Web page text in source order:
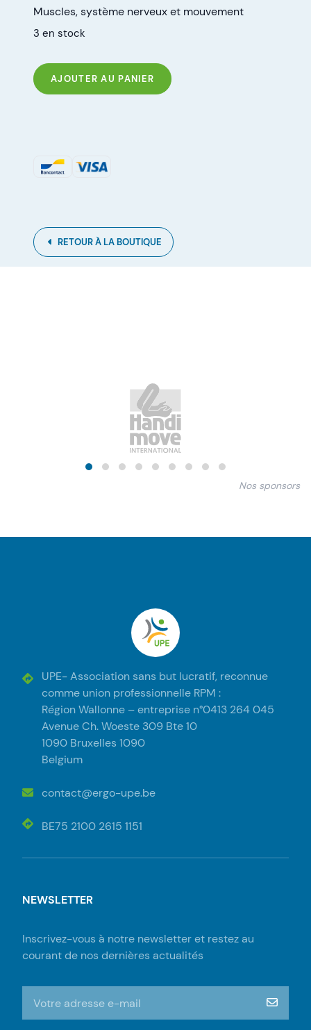
Muscles, système nerveux et mouvement
3 en stock
AJOUTER AU PANIER
RETOUR À LA BOUTIQUE
Nos sponsors
UPE
UPE- Association sans but lucratif, reconnue
comme union professionnelle RPM :
Région Wallonne – entreprise n°0413 264 045
Avenue Ch. Woeste 309 Bte 10
1090 Bruxelles 1090
Belgium
contact@ergo-upe.be
BE75 2100 2615 1151
NEWSLETTER
Inscrivez-vous à notre newsletter et restez au
courant de nos dernières actualités